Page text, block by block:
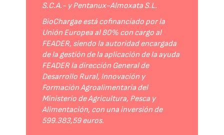
S.C.A.- y Pentanux-Almoxata S.L.
BioChargae está cofinanciado por la
Unión Europea al 80% con cargo al
FEADER, siendo la autoridad encargada
de la gestión de la aplicación de la ayuda
FEADER la dirección General de
Desarrollo Rural, Innovación y
Formación Agroalimentaria del
Ministerio de Agricultura, Pesca y
Alimentación, con una inversión de
599.383,59 euros.